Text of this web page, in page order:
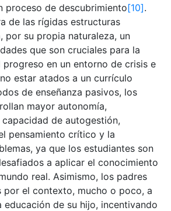
proceso de descubrimiento[10].
de las rígidas estructuras
por su propia naturaleza, un
que son cruciales para la
progreso en un entorno de crisis e
estar atados a un currículo
de enseñanza pasivos, los
mayor autonomía,
de autogestión,
pensamiento crítico y la
ya que los estudiantes son
a aplicar el conocimiento
real. Asimismo, los padres
por el contexto, mucho o poco, a
de su hijo, incentivando